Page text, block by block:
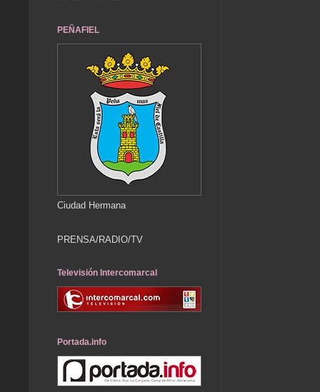
PEÑAFIEL
Ciudad Hermana
PRENSA/RADIO/TV
Televisión Intercomarcal
Portada.info